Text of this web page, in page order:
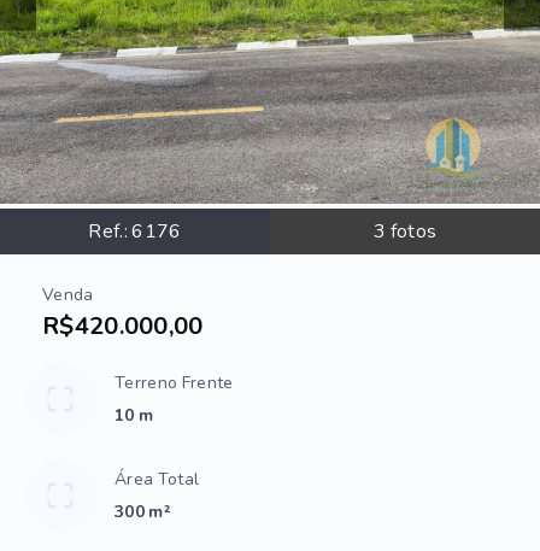
Ref.:6176 3 fotos
Venda
R$420.000,00
Terreno Frente
10 m
Área Total
300 m²